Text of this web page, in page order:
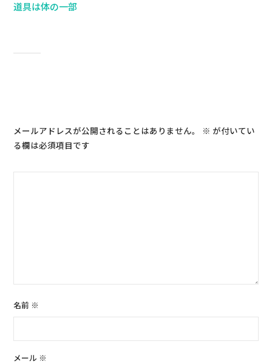
道具は体の一部
メールアドレスが公開されることはありません。 ※ が付いてい
る欄は必須項目です
名前 ※
メール ※